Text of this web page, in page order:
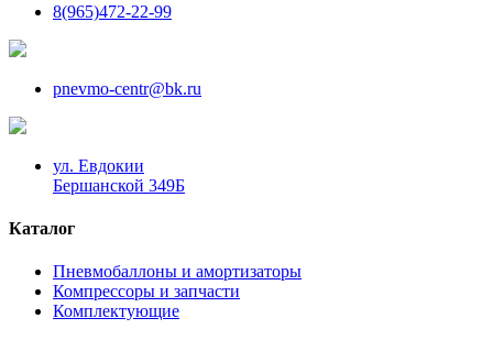
8(965)472-22-99
pnevmo-centr@bk.ru
ул. Евдокии
Бершанской 349Б
Каталог
Пневмобаллоны и амортизаторы
Компрессоры и запчасти
Комплектующие